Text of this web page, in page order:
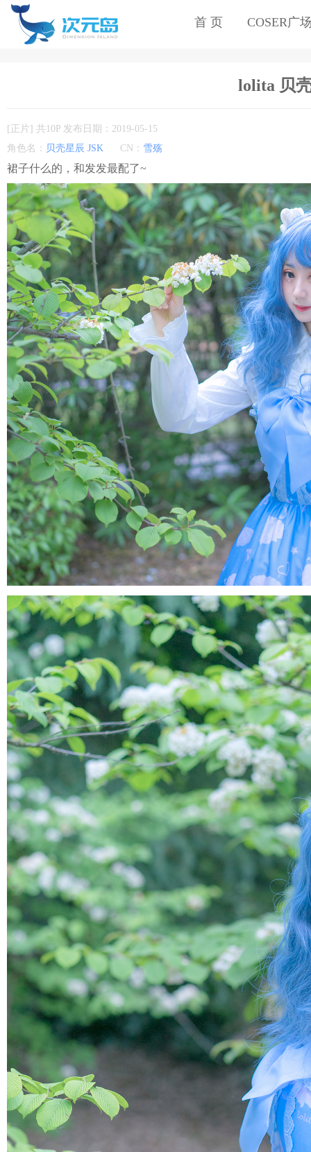
首 页 COSER广
lolita 贝
[正片] 共10P 发布日期：2019-05-15
角色名： 贝壳星辰 JSK CN： 雪殇
裙子什么的，和发发最配了~